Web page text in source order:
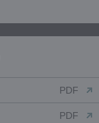
PDF
PDF